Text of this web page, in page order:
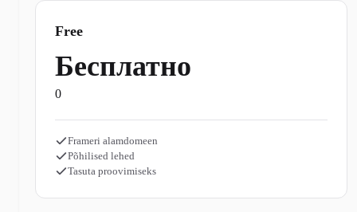
Free
Бесплатно
0
Frameri alamdomeen
Põhilised lehed
Tasuta proovimiseks